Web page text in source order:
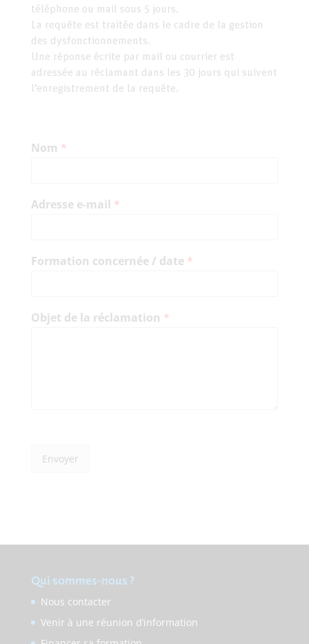
téléphone ou mail sous 5 jours.
La requête est traitée dans le cadre de la gestion
des dysfonctionnements.
Une réponse écrite par mail ou courrier est
adressée au réclamant dans les 30 jours qui suivent
l’enregistrement de la requête.
Nom *
Adresse e-mail *
Formation concernée / date *
Objet de la réclamation *
Envoyer
Qui sommes-nous ?
Nous contacter
Venir à une réunion d’information